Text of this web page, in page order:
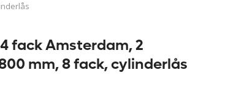
fack Amsterdam, 2
mm, 8 fack, cylinderlås